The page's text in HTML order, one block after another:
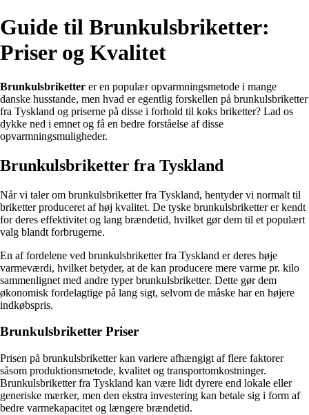
Guide til Brunkulsbriketter:
Priser og Kvalitet
Brunkulsbriketter er en populær opvarmningsmetode i mange
danske husstande, men hvad er egentlig forskellen på brunkulsbriketter
fra Tyskland og priserne på disse i forhold til koks briketter? Lad os
dykke ned i emnet og få en bedre forståelse af disse
opvarmningsmuligheder.
Brunkulsbriketter fra Tyskland
Når vi taler om brunkulsbriketter fra Tyskland, hentyder vi normalt til
briketter produceret af høj kvalitet. De tyske brunkulsbriketter er kendt
for deres effektivitet og lang brændetid, hvilket gør dem til et populært
valg blandt forbrugerne.
En af fordelene ved brunkulsbriketter fra Tyskland er deres høje
varmeværdi, hvilket betyder, at de kan producere mere varme pr. kilo
sammenlignet med andre typer brunkulsbriketter. Dette gør dem
økonomisk fordelagtige på lang sigt, selvom de måske har en højere
indkøbspris.
Brunkulsbriketter Priser
Prisen på brunkulsbriketter kan variere afhængigt af flere faktorer
såsom produktionsmetode, kvalitet og transportomkostninger.
Brunkulsbriketter fra Tyskland kan være lidt dyrere end lokale eller
generiske mærker, men den ekstra investering kan betale sig i form af
bedre varmekapacitet og længere brændetid.